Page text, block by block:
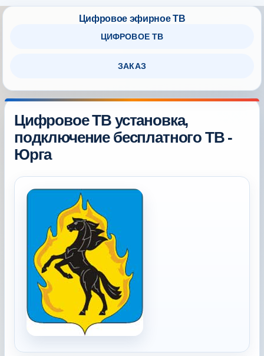
ЦИФРОВОЕ ТВ
ЗАКАЗ
Цифровое ТВ установка,
подключение бесплатного ТВ -
Юрга